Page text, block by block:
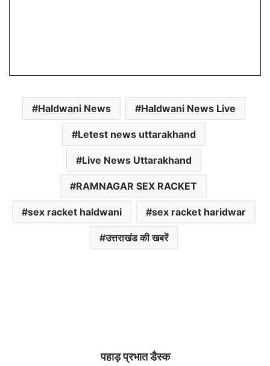
Haldwani News Haldwani News Live
Letest news uttarakhand
Live News Uttarakhand
RAMNAGAR SEX RACKET
sex racket haldwani sex racket haridwar
उत्तराखंड की खबरें
पहाड़ प्रभात डैस्क